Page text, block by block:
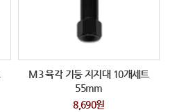
M3 육각 기둥 지지대 10개세트
55mm
8,690원